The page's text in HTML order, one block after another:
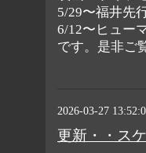
5/29〜福井先
6/12〜ヒュー
です。是非ご
2026-03-27
更新・・ス